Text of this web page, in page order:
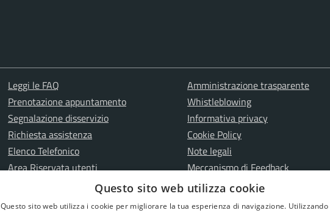
Leggi le FAQ
Prenotazione appuntamento
Segnalazione disservizio
Richiesta assistenza
Elenco Telefonico
Area Riservata utenti
Amministrazione trasparente
Whistleblowing
Informativa privacy
Cookie Policy
Note legali
Meccanismo di Feedback
Dichiarazione di accessibilità
Attuazione Misure PNRR
Questo sito web utilizza cookie
Questo sito web utilizza i cookie per migliorare la tua esperienza di navigazione.